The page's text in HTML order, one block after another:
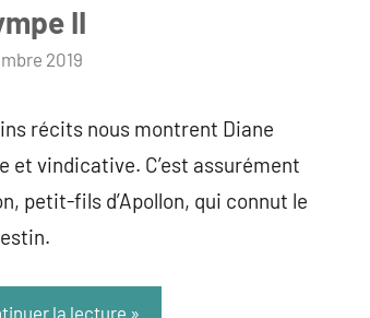
II
2019
récits nous montrent Diane
et vindicative. C’est assurément
petit-fils d’Apollon, qui connut le
la lecture